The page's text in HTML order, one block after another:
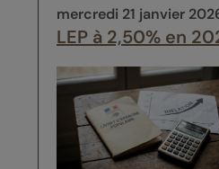
mercredi 21 janvier
LEP à 2,50% en